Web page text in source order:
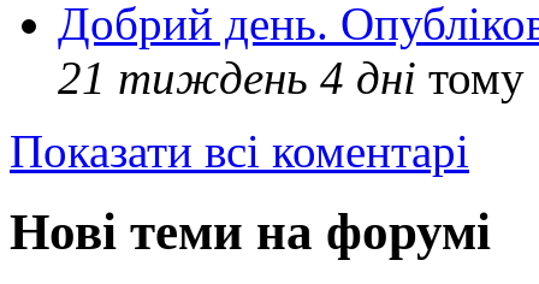
Добрий день.
21 тиждень 4 дні тому
Показати всі коментарі
Нові теми на форумі